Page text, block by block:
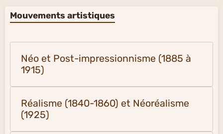
Mouvements artistiques
Néo et Post-impressionnisme (1885 à
1915)
Réalisme (1840-1860) et Néoréalisme
(1925)